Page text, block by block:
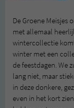
De Groene Meisjes
met allemaal
wintercollectie
winter met een
de feestdagen. We
lang niet, maar
in deze donkere,
even in het kort